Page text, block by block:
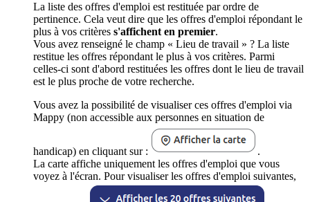
La liste des offres d'emploi est restituée par ordre de
pertinence. Cela veut dire que les offres d'emploi répondant le
plus à vos critères s'affichent en premier.
Vous avez renseigné le champ « Lieu de travail » ? La liste
restitue les offres répondant le plus à vos critères. Parmi
celles-ci sont d'abord restituées les offres dont le lieu de travail
est le plus proche de votre recherche.
Vous avez la possibilité de visualiser ces offres d'emploi via
Mappy (non accessible aux personnes en situation de
handicap) en cliquant sur :
.
La carte affiche uniquement les offres d'emploi que vous
voyez à l'écran. Pour visualiser les offres d'emploi suivantes,